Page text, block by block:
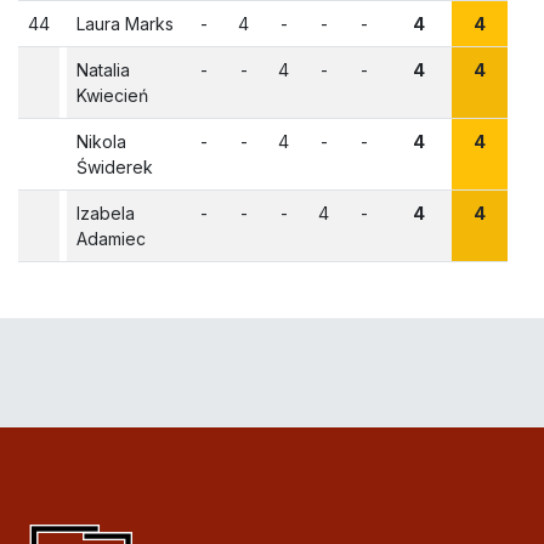
44 Laura Marks - 4 - - - 4 04
Natalia
Kwiecień
- - 4 - - 4 04
Nikola
Świderek
- - 4 - - 4 04
Izabela
Adamiec
- - - 4 - 4 04